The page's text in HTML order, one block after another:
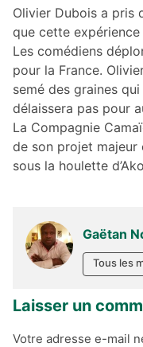
Olivier Dubois a pris
que cette expérience
Les comédiens
pour la France.
semé des graines
délaissera pas pour
La Compagnie
de son projet
sous la houlette
Gaëtan
Tous les
Laisser un
Votre adresse e-mail